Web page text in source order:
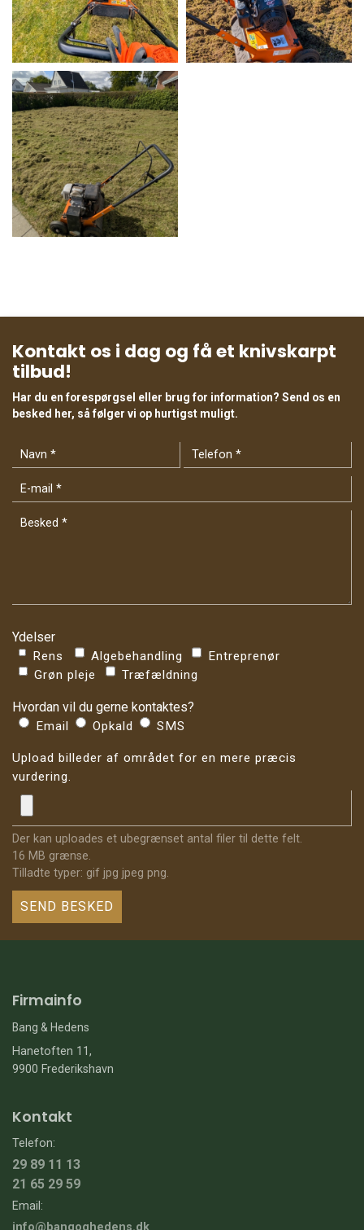
Kontakt os i dag og få et knivskarpt
tilbud!
Har du en forespørgsel eller brug for information? Send os en
besked her, så følger vi op hurtigst muligt.
Ydelser
Rens Algebehandling
Entreprenør
Grøn pleje
Træfældning
Hvordan vil du gerne kontaktes?
Email Opkald SMS
Upload billeder af området for en mere præcis
vurdering.
Der kan uploades et ubegrænset antal filer til dette felt.
16 MB grænse.
Tilladte typer: gif jpg jpeg png.
Firmainfo
Bang & Hedens
Hanetoften 11,
9900 Frederikshavn
Kontakt
Telefon:
29 89 11 13
21 65 29 59
Email:
info@bangoghedens.dk